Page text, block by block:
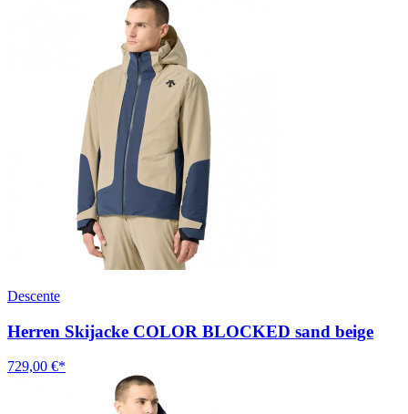
Descente
Herren Skijacke COLOR BLOCKED sand beige
729,00 €*